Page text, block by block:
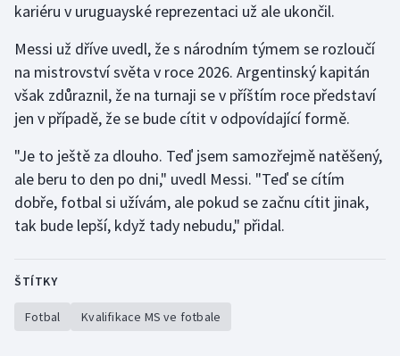
Sportovní střelba
Stolní tenis
Triatlon
Vodní slalom
Volejbal
kariéru v uruguayské reprezentaci už ale ukončil.
Messi už dříve uvedl, že s národním týmem se rozloučí
na mistrovství světa v roce 2026. Argentinský kapitán
však zdůraznil, že na turnaji se v příštím roce představí
jen v případě, že se bude cítit v odpovídající formě.
"Je to ještě za dlouho. Teď jsem samozřejmě natěšený,
ale beru to den po dni," uvedl Messi. "Teď se cítím
dobře, fotbal si užívám, ale pokud se začnu cítit jinak,
tak bude lepší, když tady nebudu," přidal.
ŠTÍTKY
Fotbal Kvalifikace MS ve fotbale